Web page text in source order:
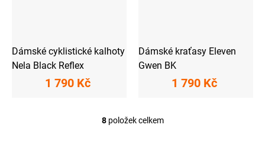
Dámské cyklistické kalhoty
Nela Black Reflex
1 790 Kč
Dámské kraťasy Eleven
Gwen BK
1 790 Kč
O
8položek celkem